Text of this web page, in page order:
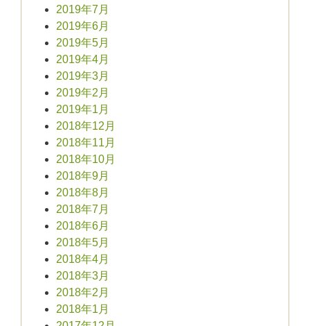
2019年7月
2019年6月
2019年5月
2019年4月
2019年3月
2019年2月
2019年1月
2018年12月
2018年11月
2018年10月
2018年9月
2018年8月
2018年7月
2018年6月
2018年5月
2018年4月
2018年3月
2018年2月
2018年1月